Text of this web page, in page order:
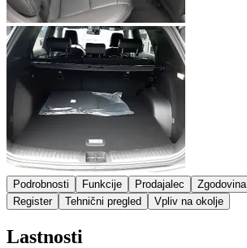
Podrobnosti Funkcije Prodajalec Zgodovina
Register
Tehnični pregled Vpliv na okolje
Lastnosti